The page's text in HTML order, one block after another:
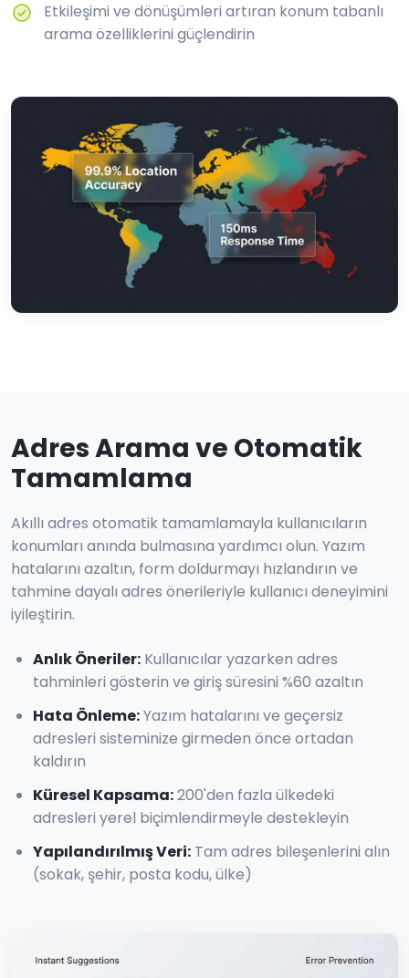
Etkileşimi ve dönüşümleri artıran konum tabanlı
arama özelliklerini güçlendirin
Adres Arama ve Otomatik
Tamamlama
Akıllı adres otomatik tamamlamayla kullanıcıların
konumları anında bulmasına yardımcı olun. Yazım
hatalarını azaltın, form doldurmayı hızlandırın ve
tahmine dayalı adres önerileriyle kullanıcı deneyimini
iyileştirin.
Anlık Öneriler: Kullanıcılar yazarken adres
tahminleri gösterin ve giriş süresini %60 azaltın
Hata Önleme:Yazım hatalarını ve geçersiz
adresleri sisteminize girmeden önce ortadan
kaldırın
Küresel Kapsama:200'den fazla ülkedeki
adresleri yerel biçimlendirmeyle destekleyin
Yapılandırılmış Veri: Tam adres bileşenlerini alın
(sokak, şehir, posta kodu, ülke)